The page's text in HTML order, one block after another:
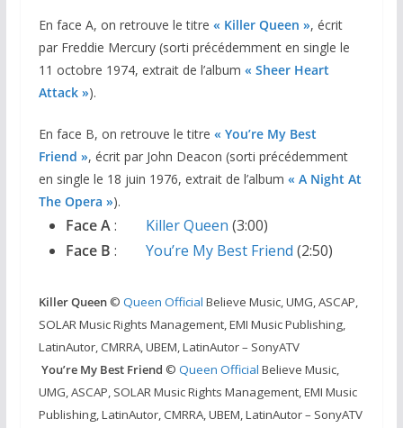
En face A, on retrouve le titre « Killer Queen », écrit
par Freddie Mercury (sorti précédemment en single le
11 octobre 1974, extrait de l’album « Sheer Heart
Attack »).
En face B, on retrouve le titre « You’re My Best
Friend », écrit par John Deacon (sorti précédemment
en single le 18 juin 1976, extrait de l’album « A Night At
The Opera »).
Face A: Killer Queen (3:00)
Face B : You’re My Best Friend (2:50)
Killer Queen© Queen Official Believe Music, UMG, ASCAP,
SOLAR Music Rights Management, EMI Music Publishing,
LatinAutor, CMRRA, UBEM, LatinAutor – SonyATV
You’re My Best Friend © Queen Official Believe Music,
UMG, ASCAP, SOLAR Music Rights Management, EMI Music
Publishing, LatinAutor, CMRRA, UBEM, LatinAutor – SonyATV